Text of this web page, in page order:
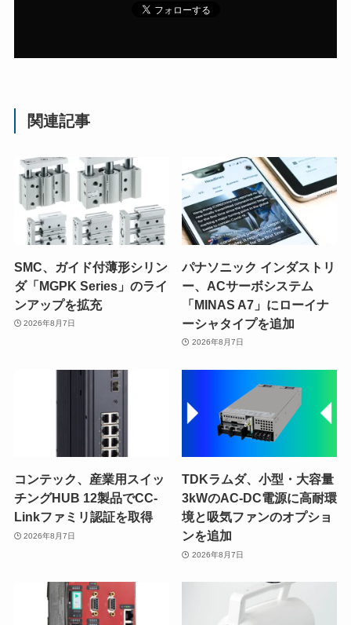
関連記事
SMC、ガイド付薄形シリン
ダ「MGPK Series」のライ
ンアップを拡充
2026年8月7日
パナソニック インダストリ
ー、ACサーボシステム
「MINAS A7」にローイナ
ーシャタイプを追加
2026年8月7日
コンテック、産業用スイッ
チングHUB 12製品でCC-
Linkファミリ認証を取得
2026年8月7日
TDKラムダ、小型・大容量
3kWのAC-DC電源に高耐環
境と吸気ファンのオプショ
ンを追加
2026年8月7日